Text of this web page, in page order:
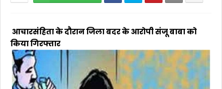
आचारसंहिता के दौरान जिला बदर के आरोपी संजू बाबा को
किया गिरफ्तार